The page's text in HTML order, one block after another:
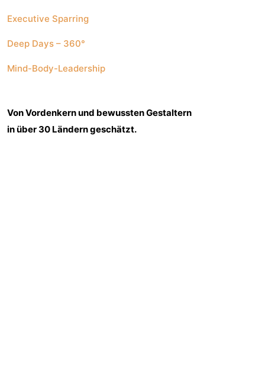
Executive Sparring
Deep Days – 360°
Mind-Body-Leadership
Von Vordenkern und bewussten Gestaltern
in über 30 Ländern geschätzt.